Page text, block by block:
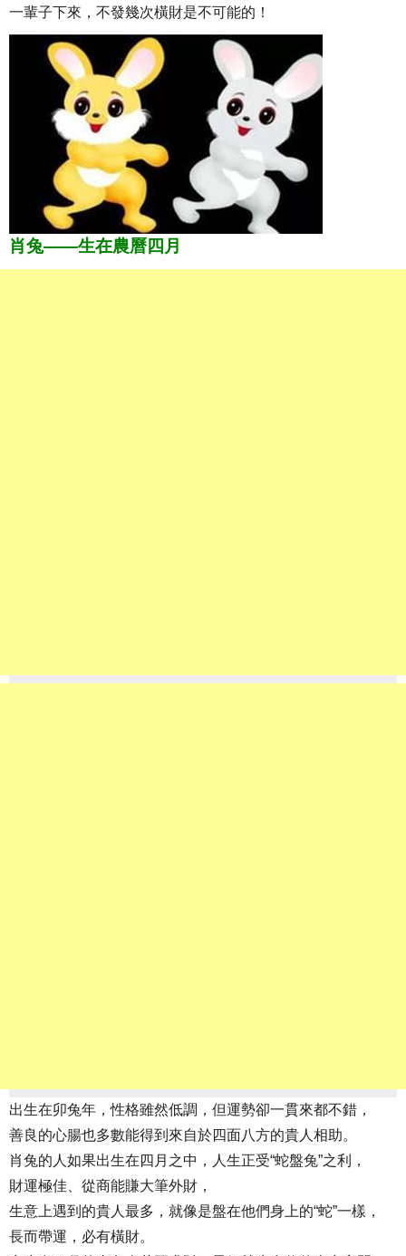
一輩子下來，不發幾次橫財是不可能的！
肖兔——生在農曆四月
出生在卯兔年，性格雖然低調，但運勢卻一貫來都不錯，
善良的心腸也多數能得到來自於四面八方的貴人相助。
肖兔的人如果出生在四月之中，人生正受“蛇盤兔”之利，
財運極佳、從商能賺大筆外財，
生意上遇到的貴人最多，就像是盤在他們身上的“蛇”一樣，
長而帶運，必有橫財。